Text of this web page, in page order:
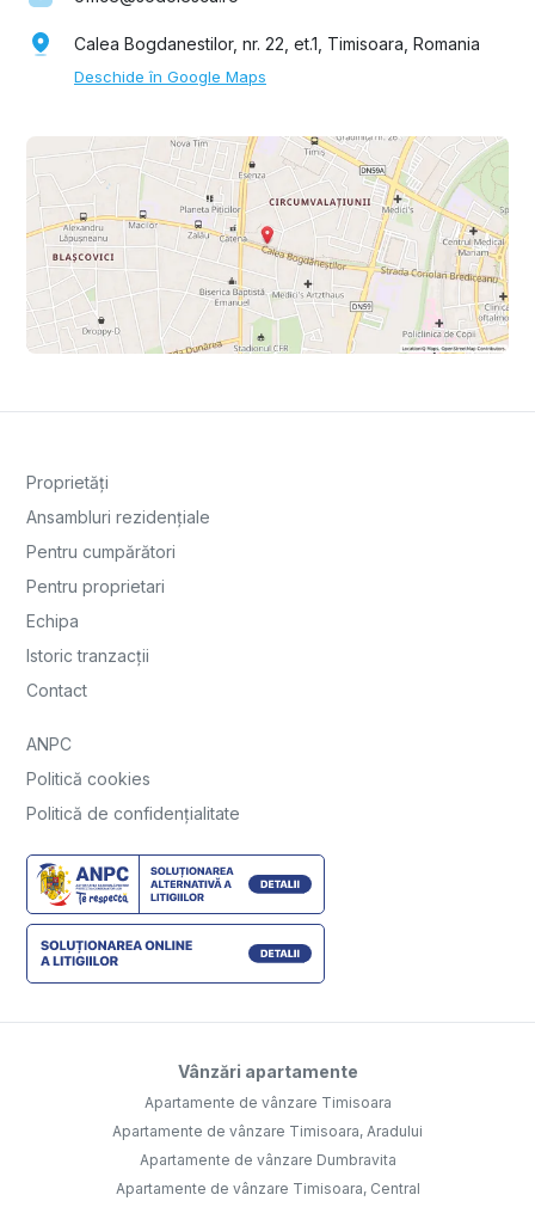
Calea Bogdanestilor, nr. 22, et.1, Timisoara, Romania
Deschide în Google Maps
Proprietăți
Ansambluri rezidențiale
Pentru cumpărători
Pentru proprietari
Echipa
Istoric tranzacții
Contact
ANPC
Politică cookies
Politică de confidențialitate
Vânzări apartamente
Apartamente de vânzare Timisoara
Apartamente de vânzare Timisoara, Aradului
Apartamente de vânzare Dumbravita
Apartamente de vânzare Timisoara, Central